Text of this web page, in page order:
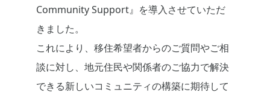
Community Support』を導入させていただ
きました。
これにより、移住希望者からのご質問やご相
談に対し、地元住民や関係者のご協力で解決
できる新しいコミュニティの構築に期待して